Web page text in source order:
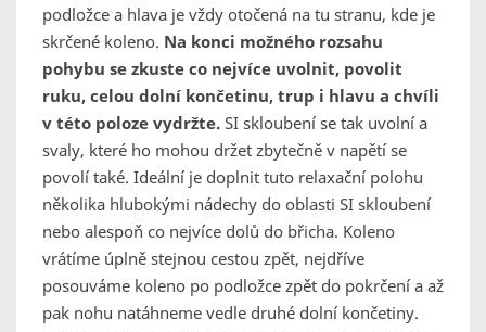
podložce a hlava je vždy otočená na tu stranu, kde je
skrčené koleno. Na konci možného rozsahu
pohybu se zkuste co nejvíce uvolnit, povolit
ruku, celou dolní končetinu, trup i hlavu a chvíli
v této poloze vydržte. SI skloubení se tak uvolní a
svaly, které ho mohou držet zbytečně v napětí se
povolí také. Ideální je doplnit tuto relaxační polohu
několika hlubokými nádechy do oblasti SI skloubení
nebo alespoň co nejvíce dolů do břicha. Koleno
vrátíme úplně stejnou cestou zpět, nejdříve
posouváme koleno po podložce zpět do pokrčení a až
pak nohu natáhneme vedle druhé dolní končetiny.